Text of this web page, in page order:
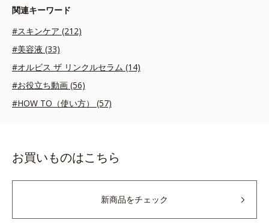
関連キーワード
#スキンケア (212)
#美容液 (33)
#オルビス ザ リンクルセラム (14)
#お役立ち動画 (56)
#HOW TO（使い方） (57)
お買いものはこちら
新商品をチェック